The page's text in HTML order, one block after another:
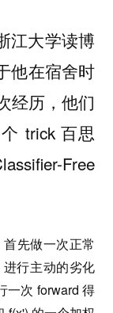
江大学读博
他在宿舍时
经历，他们
trick 百思
Free
先做一次正常
行主动的劣化
一次 forward 得